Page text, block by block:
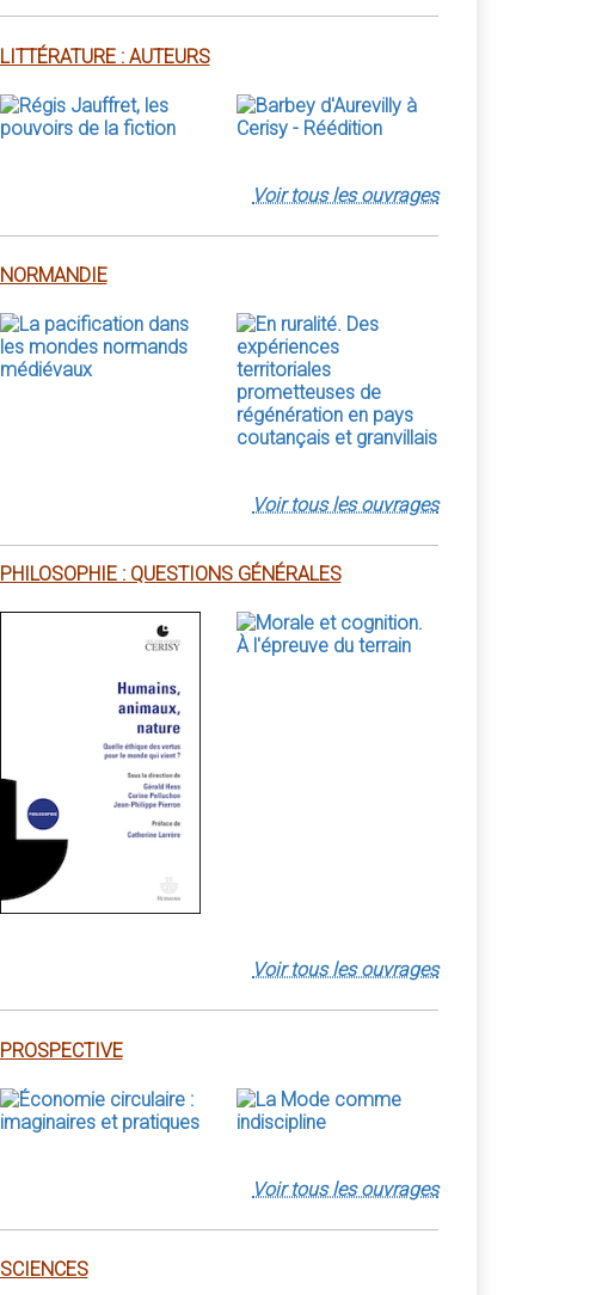
LITTÉRATURE : AUTEURS
Voir tous les ouvrages
NORMANDIE
Voir tous les ouvrages
PHILOSOPHIE : QUESTIONS GÉNÉRALES
Voir tous les ouvrages
PROSPECTIVE
Voir tous les ouvrages
SCIENCES